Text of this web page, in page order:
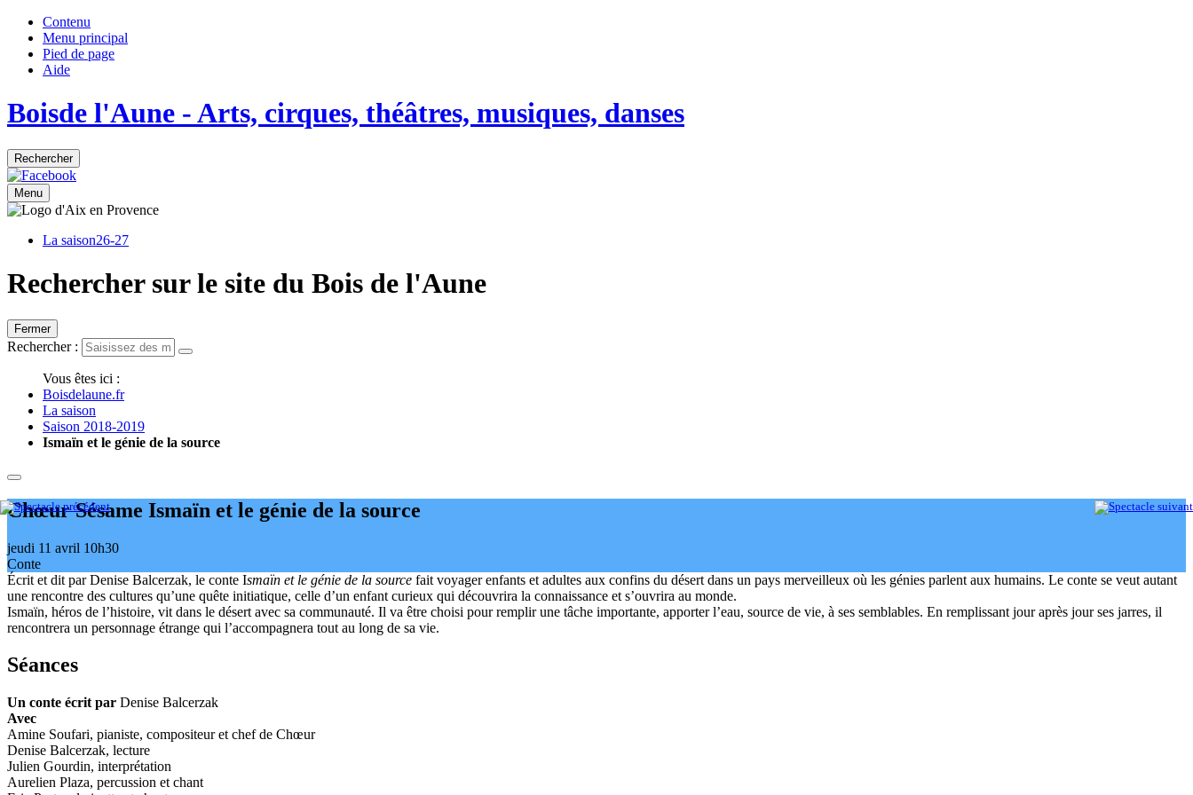
Contenu
Menu principal
Pied de page
Aide
Boisde l'Aune - Arts, cirques, théâtres, musiques, danses
Rechercher
Menu
La saison26-27
Rechercher sur le site du Bois de l'Aune
Fermer
Rechercher :
Vous êtes ici :
Boisdelaune.fr
La saison
Saison 2018-2019
Ismaïn et le génie de la source
Chœur Sésame Ismaïn et le génie de la source
jeudi 11 avril 10h30
Conte
Écrit et dit par Denise Balcerzak, le conte Ismaïn et le génie de la source fait voyager enfants et adultes aux confins du désert dans un pays merveilleux où les génies parlent aux humains. Le conte se veut autant
une rencontre des cultures qu’une quête initiatique, celle d’un enfant curieux qui découvrira la connaissance et s’ouvrira au monde.
Ismaïn, héros de l’histoire, vit dans le désert avec sa communauté. Il va être choisi pour remplir une tâche importante, apporter l’eau, source de vie, à ses semblables. En remplissant jour après jour ses jarres, il
rencontrera un personnage étrange qui l’accompagnera tout au long de sa vie.
Séances
Un conte écrit par Denise Balcerzak
Avec
Amine Soufari, pianiste, compositeur et chef de Chœur
Denise Balcerzak, lecture
Julien Gourdin, interprétation
Aurelien Plaza, percussion et chant